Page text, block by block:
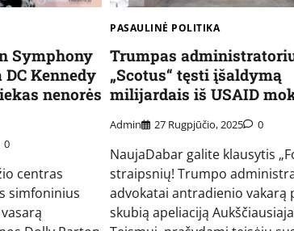
Symphony
Kennedy
nenorės
0
centras
simfoninius
PASAULINĖ POLITIKA
Trumpas
„Scotus“ tęsti įšaldymą
milijardais iš USAID
Admin 27 Rugpjūčio, 2025 0
NaujaDabar galite klausytis
straipsnių! Trumpo
advokatai antradienio vakarą
skubią apeliaciją